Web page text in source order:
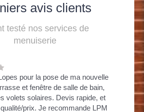
avis clients
testé nos services de
menuiserie
pour la pose de ma nouvelle
et fenêtre de salle de bain,
volets solaires. Devis rapide, et
prix. Je recommande LPM